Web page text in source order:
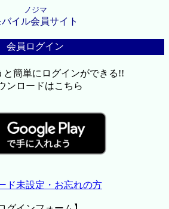
ノジマ
バイル会員サイト
会員ログイン
と簡単にログインができる!!
ンロードはこちら
ド未設定・お忘れの方